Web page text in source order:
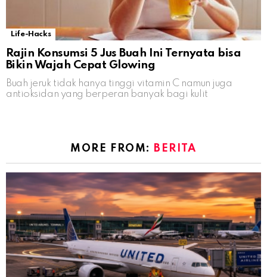
Life-Hacks
Rajin Konsumsi 5 Jus Buah Ini Ternyata bisa
Bikin Wajah Cepat Glowing
Buah jeruk tidak hanya tinggi vitamin C namun juga
antioksidan yang berperan banyak bagi kulit
MORE FROM: BERITA